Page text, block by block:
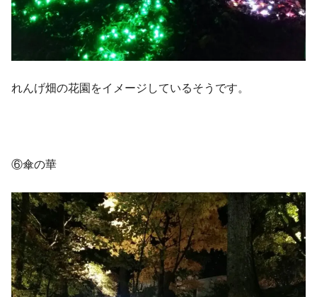
れんげ畑の花園をイメージしているそうです。
⑥傘の華